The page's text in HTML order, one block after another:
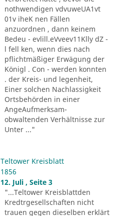
nothwendigen vdvuweUA1vt
01v iheK nen Fällen
anzuordnen , dann keinem
Bedeu - evlill.eVveev11Klly dZ -
l fell ken, wenn dies nach
pflichtmäßiger Erwägung der
Königl . Con - werden konnten
. der Kreis- und legenheit,
Einer solchen Nachlassigkeit
Ortsbehörden in einer
AngeAufmerksam-
obwaltenden Verhältnisse zur
Unter ..."
Teltower Kreisblatt
1856
12. Juli , Seite 3
"...Teltower Kreisblattden
Kredtrgesellschaften nicht
trauen gegen dieselben erklärt